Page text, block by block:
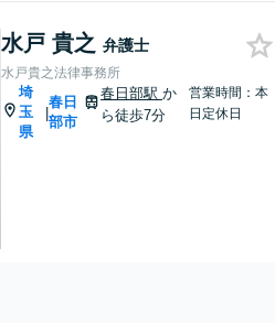
水戸 貴之 弁護士
水戸貴之法律事務所
埼
玉
県
|
春日
部市
春日部駅か
ら徒歩7分
営業時間：本
日定休日